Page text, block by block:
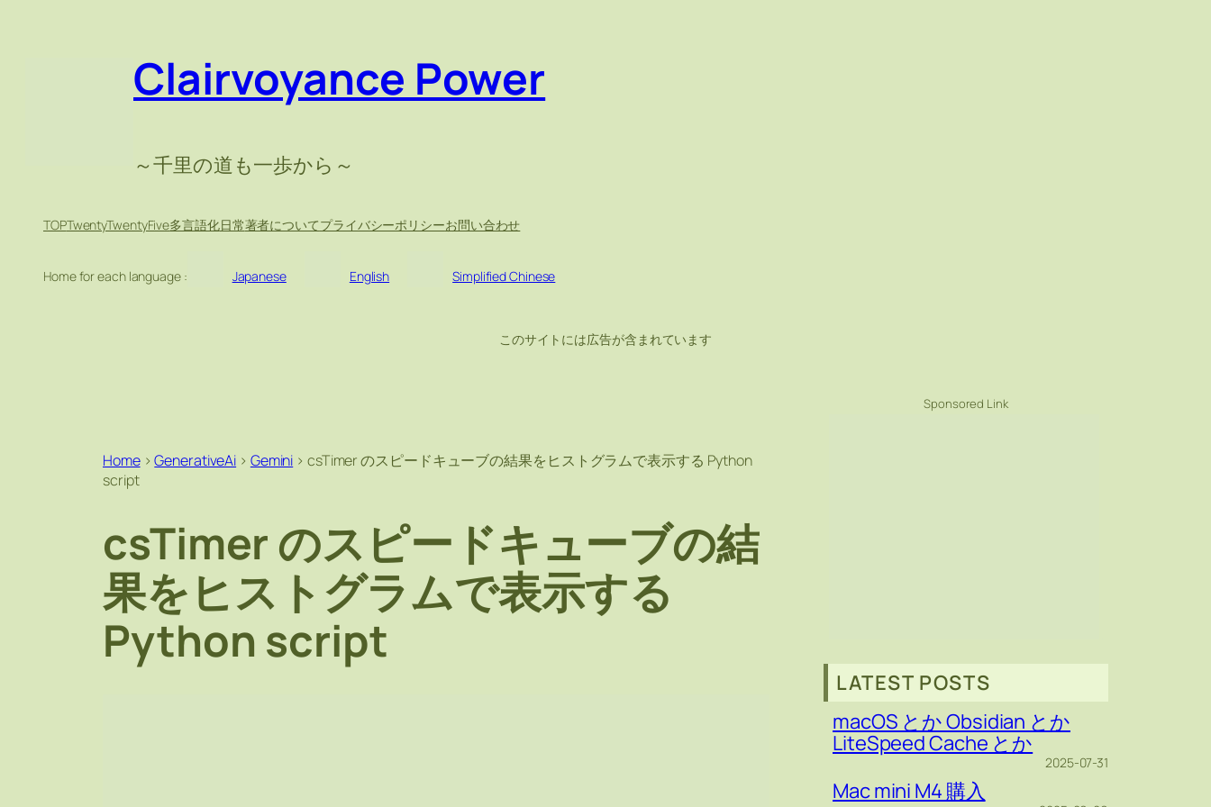
Clairvoyance Power
～千里の道も一歩から～
TOPTwentyTwentyFive多言語化日常著者についてプライバシーポリシーお問い合わせ
Home for each language : Japanese English Simplified Chinese
このサイトには広告が含まれています
Home>GenerativeAi > Gemini > csTimer のスピードキューブの結果をヒストグラムで表示する Python
script
csTimer のスピードキューブの結
果をヒストグラムで表示する
Python script
Sponsored Link
LATEST POSTS
macOS とか Obsidian とか
LiteSpeed Cache とか
2025-07-31
Mac mini M4 購入